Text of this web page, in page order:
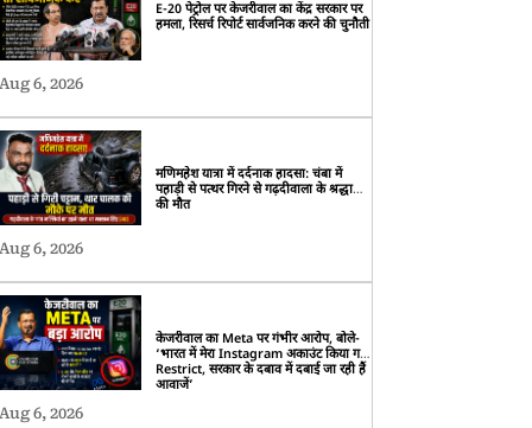
E-20 पेट्रोल पर केजरीवाल का केंद्र सरकार पर
हमला, रिसर्च रिपोर्ट सार्वजनिक करने की चुनौती
Aug 6, 2026
मणिमहेश यात्रा में दर्दनाक हादसा: चंबा में
पहाड़ी से पत्थर गिरने से गढ़दीवाला के श्रद्धालु
की मौत
Aug 6, 2026
केजरीवाल का Meta पर गंभीर आरोप, बोले-
‘भारत में मेरा Instagram अकाउंट किया गया
Restrict, सरकार के दबाव में दबाई जा रही हैं
आवाजें’
Aug 6, 2026